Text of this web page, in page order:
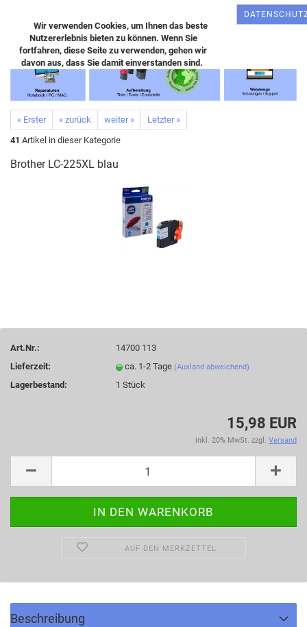
Wir verwenden Cookies, um Ihnen das beste
Nutzererlebnis bieten zu können. Wenn Sie
fortfahren, diese Seite zu verwenden, gehen wir
davon aus, dass Sie damit einverstanden sind.
« Erster « zurück weiter »
Letzter »
41 Artikel in dieser Kategorie
Brother LC-225XL blau
Art.Nr.:
14700 113
Lieferzeit:
ca. 1-2 Tage(Ausland abweichend)
Lagerbestand: 1Stück
15,98 EUR
inkl. 20% MwSt. zzgl. Versand
AUF DEN MERKZETTEL
Beschreibung